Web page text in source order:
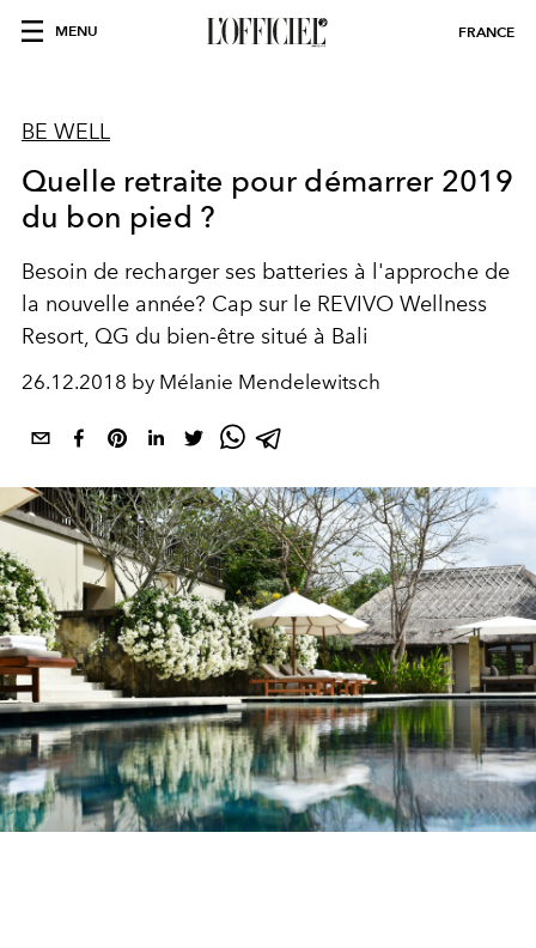
MENU FRANCE
BE WELL
Quelle retraite pour démarrer 2019
du bon pied ?
Besoin de recharger ses batteries à l'approche de
la nouvelle année? Cap sur le REVIVO Wellness
Resort, QG du bien-être situé à Bali
26.12.2018 by Mélanie Mendelewitsch